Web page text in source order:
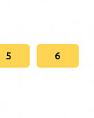
5 6